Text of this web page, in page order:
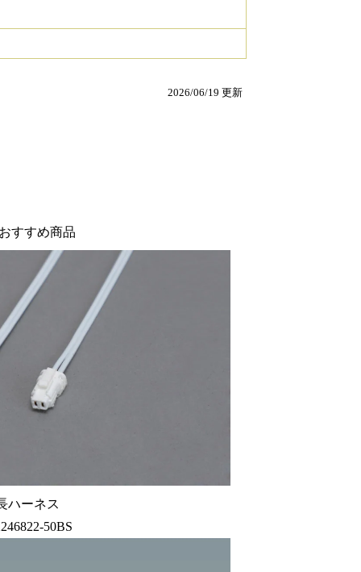
2026/06/19 更新
すすめ商品
ハーネス
50BS